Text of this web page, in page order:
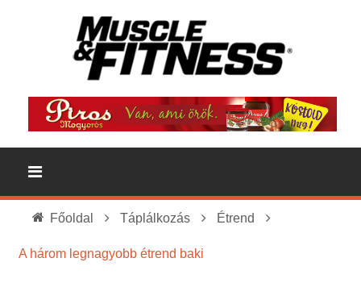
Főoldal Táplálkozás Étrend
A három legnagyobb étrend baki